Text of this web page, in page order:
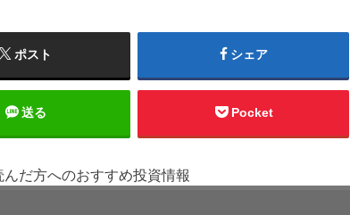
ポスト シェア
送る Pocket
んだ方へのおすすめ投資情報